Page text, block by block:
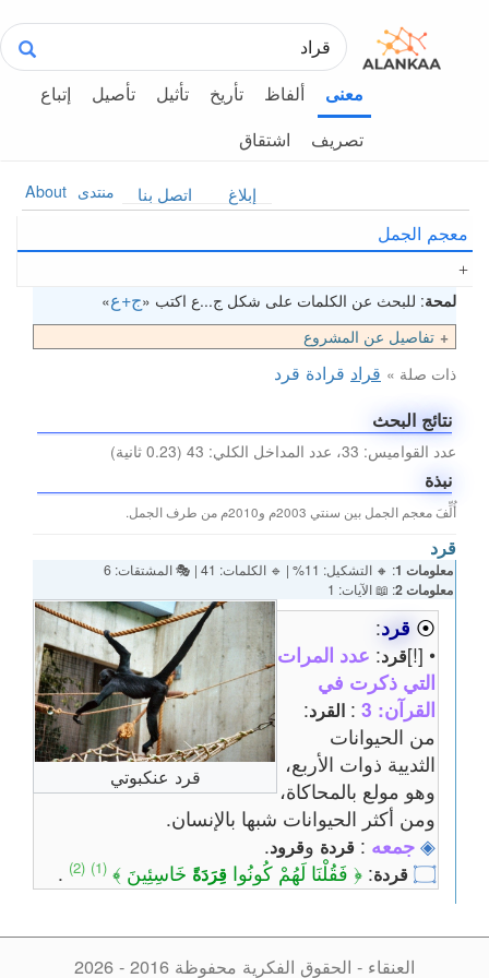
معنى ألفاظ تأريخ تأثيل تأصيل
إتباع
تصريف
اشتقاق
About منتدى اتصل بنا إبلاغ
معجم الجمل
لمحة: للبحث عن الكلمات على شكل ج...ع اكتب «ج+ع»
تفاصيل عن المشروع
ذات صلة » قراد قرادة قرد
نتائج البحث
عدد القواميس: 33، عدد المداخل الكلي: 43 (0.23 ثانية)
نبذة
أُلِّفَ معجم الجمل بين سنتي 2003م و2010م من طرف الجمل.
قرد
معلومات 1 : 🔸 التشكيل: 11% | 🔹 الكلمات: 41 | 🎭 المشتقات: 6
معلومات 2 : 📖 الآيات: 1
قرد عنكبوتي
⦿ قرد:
• [!]قرد: عدد المرات
التي ذكرت في
القرآن: 3
: القرد:
من الحيوانات
الثديية ذوات الأربع،
وهو مولع بالمحاكاة،
ومن أكثر الحيوانات شبها بالإنسان.
◈ جمعه : قردةوقرود.
۝ قردة: ﴿ فَقُلْنَا لَهُمْ كُونُوا قِرَدَةًخَاسِئِينَ ﴾ (1)
(2)
.
العنقاء - الحقوق الفكرية محفوظة 2016 - 2026